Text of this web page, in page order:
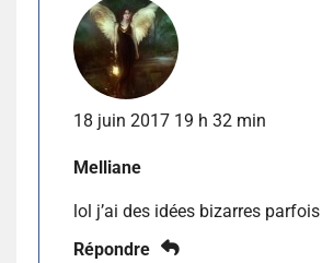
18 juin 2017 19 h 32 min
Melliane
lol j’ai des idées bizarres parfois
Répondre